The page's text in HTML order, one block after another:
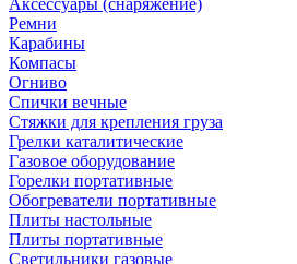
Аксессуары (снаряжение)
Ремни
Карабины
Компасы
Огниво
Спички вечные
Стяжки для крепления груза
Грелки каталитические
Газовое оборудование
Горелки портативные
Обогреватели портативные
Плиты настольные
Плиты портативные
Светильники газовые